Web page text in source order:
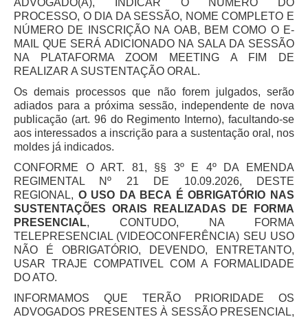
Serviços
Ação Trabalhista (Atermação)
Atermação On-line - Interior de Roraima
Atermação On-line - Interior do Amazonas
Agendamento de Reclamação Verbal
Glossário
Consulta de Pautas
Atas de Sessões do Pleno
Audiências e Sessões
Calendário das Sessões da 1ª Turma 2026
Calendário de Sessões da 2ª Turma - 2026
Calendário das Sessões da 3ª Turma 2026
Calendário das Sessões do Pleno e Especializadas 2026
Carta de Serviços ao Cidadão
ADVOGADO(A), INDICAR O NÚMERO DO
PROCESSO, O DIA DA SESSÃO, NOME COMPLETO E
NÚMERO DE INSCRIÇÃO NA OAB, BEM COMO O E-
MAIL QUE SERÁ ADICIONADO NA SALA DA SESSÃO
NA PLATAFORMA ZOOM MEETING A FIM DE
REALIZAR A SUSTENTAÇÃO ORAL.
Os demais processos que não forem julgados, serão
adiados para a próxima sessão, independente de nova
publicação (art. 96 do Regimento Interno), facultando-se
aos interessados a inscrição para a sustentação oral, nos
moldes já indicados.
CONFORME O ART. 81, §§ 3º E 4º DA EMENDA
REGIMENTAL Nº 21 DE 10.09.2026, DESTE
REGIONAL, O USO DA BECA É OBRIGATÓRIO NAS
SUSTENTAÇÕES ORAIS REALIZADAS DE FORMA
PRESENCIAL, CONTUDO, NA FORMA
TELEPRESENCIAL (VIDEOCONFERÊNCIA) SEU USO
NÃO É OBRIGATÓRIO, DEVENDO, ENTRETANTO,
USAR TRAJE COMPATIVEL COM A FORMALIDADE
DO ATO.
INFORMAMOS QUE TERÃO PRIORIDADE OS
ADVOGADOS PRESENTES À SESSÃO PRESENCIAL,